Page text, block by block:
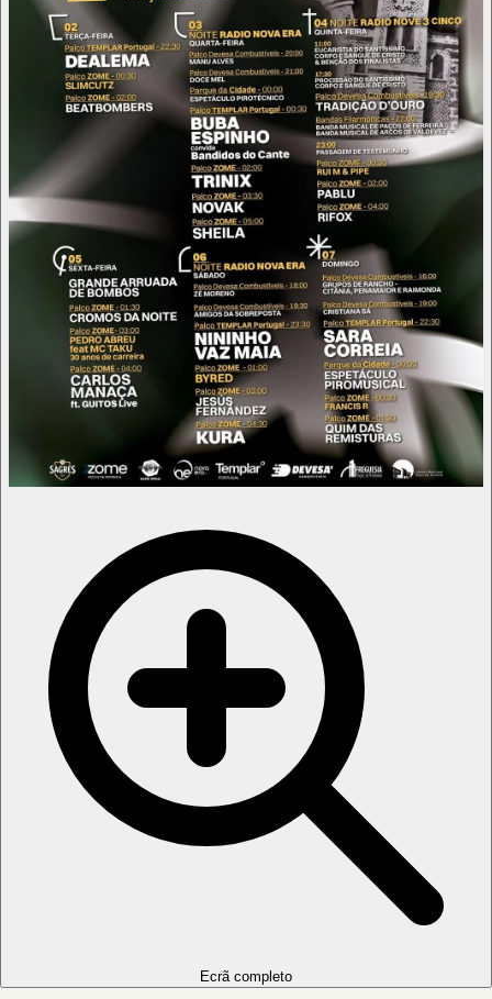
Ecrã completo